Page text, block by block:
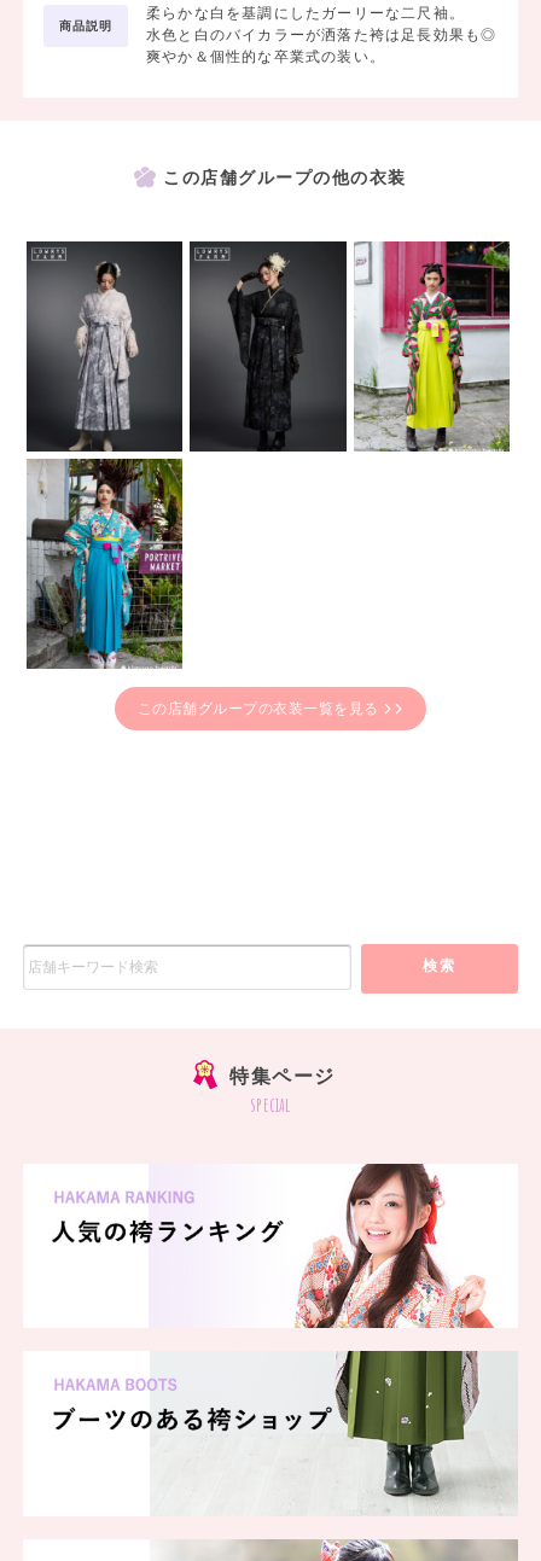
商品説明
柔らかな白を基調にしたガーリーな二尺袖。
水色と白のバイカラーが洒落た袴は足長効果も◎
爽やか＆個性的な卒業式の装い。
この店舗グループの他の衣装
この店舗グループの衣装一覧を見る
検索
特集ページ
special